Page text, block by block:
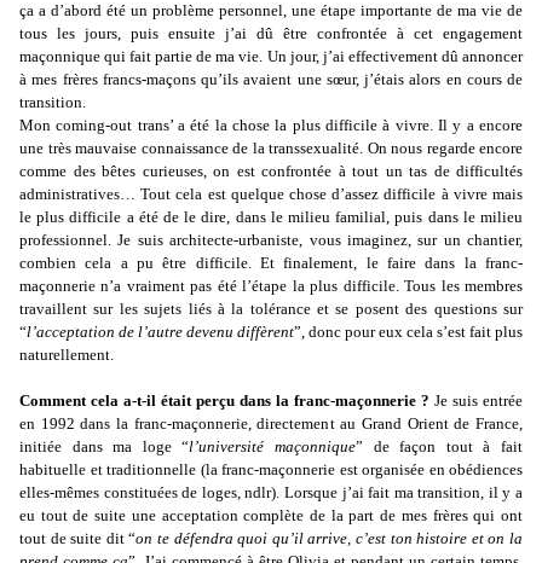
ça a d’abord été un problème personnel, une étape importante de ma vie de
tous les jours, puis ensuite j’ai dû être confrontée à cet engagement
maçonnique qui fait partie de ma vie. Un jour, j’ai effectivement dû annoncer
à mes frères francs-maçons qu’ils avaient une sœur, j’étais alors en cours de
transition.
Mon coming-out trans’ a été la chose la plus difficile à vivre. Il y a encore
une très mauvaise connaissance de la transsexualité. On nous regarde encore
comme des bêtes curieuses, on est confrontée à tout un tas de difficultés
administratives… Tout cela est quelque chose d’assez difficile à vivre mais
le plus difficile a été de le dire, dans le milieu familial, puis dans le milieu
professionnel. Je suis architecte-urbaniste, vous imaginez, sur un chantier,
combien cela a pu être difficile. Et finalement, le faire dans la franc-
maçonnerie n’a vraiment pas été l’étape la plus difficile. Tous les membres
travaillent sur les sujets liés à la tolérance et se posent des questions sur
“l’acceptation de l’autre devenu diffèrent”, donc pour eux cela s’est fait plus
naturellement.
Comment cela a-t-il était perçu dans la franc-maçonnerie ? Je suis entrée
en 1992 dans la franc-maçonnerie, directement au Grand Orient de France,
initiée dans ma loge “l’université maçonnique” de façon tout à fait
habituelle et traditionnelle (la franc-maçonnerie est organisée en obédiences
elles-mêmes constituées de loges, ndlr). Lorsque j’ai fait ma transition, il y a
eu tout de suite une acceptation complète de la part de mes frères qui ont
tout de suite dit “on te défendra quoi qu’il arrive, c’est ton histoire et on la